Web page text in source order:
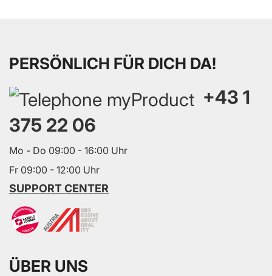
PERSÖNLICH FÜR DICH DA!
+43 1
375 22 06
Mo - Do 09:00 - 16:00 Uhr
Fr 09:00 - 12:00 Uhr
SUPPORT CENTER
ÜBER UNS